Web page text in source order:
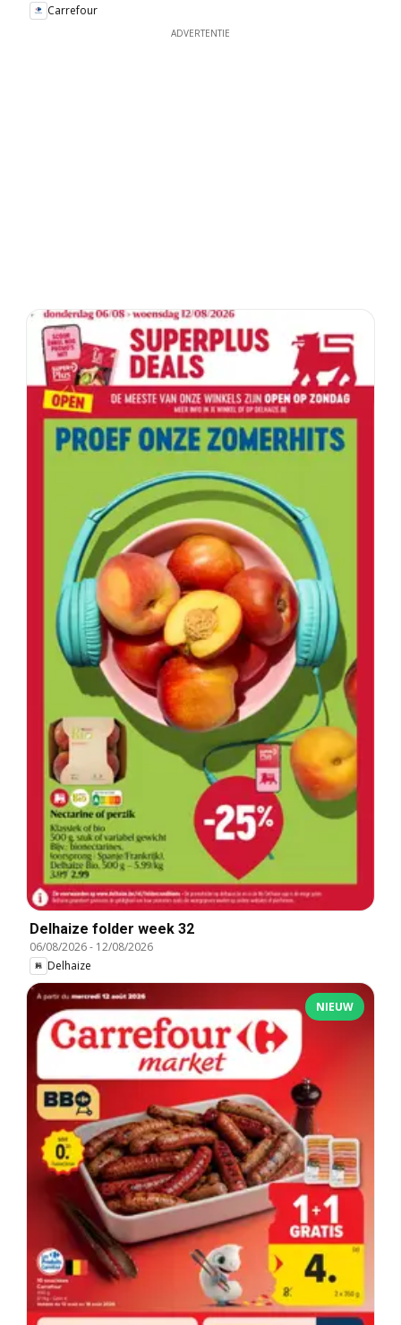
Carrefour
ADVERTENTIE
Delhaize folder week 32
06/08/2026- 12/08/2026
Delhaize
NIEUW